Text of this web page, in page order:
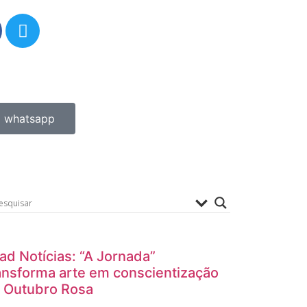
whatsapp
Notícias: “A Jornada”
arte em conscientização
Outubro Rosa